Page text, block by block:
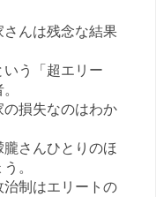
んは残念な結果
う「超エリー
損失なのはわか
さんひとりのほ
。
治制はエリートの